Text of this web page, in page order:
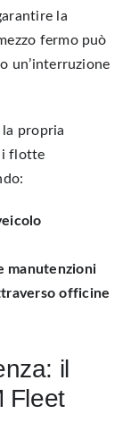
la
fermo può
un’interruzione
propria
flotte
manutenzioni
officine
il
Fleet